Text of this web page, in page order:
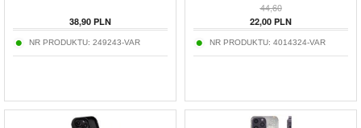
38,90 PLN
NR PRODUKTU: 249243-VAR
44,60
22,00 PLN
NR PRODUKTU: 4014324-VAR